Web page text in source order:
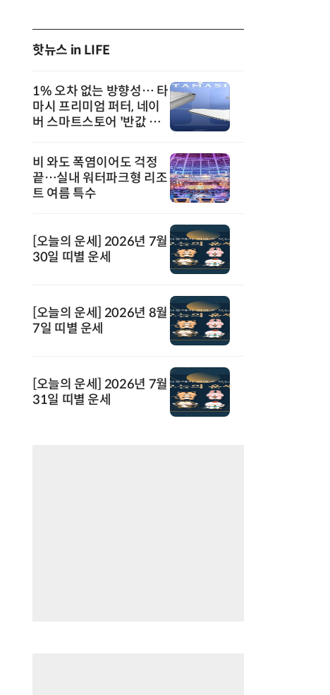
핫뉴스 in LIFE
1% 오차 없는 방향성… 타
마시 프리미엄 퍼터, 네이
버 스마트스토어 '반값 할
비 와도 폭염이어도 걱정
끝…실내 워터파크형 리조
트 여름 특수
[오늘의 운세] 2026년 7월
30일 띠별 운세
[오늘의 운세] 2026년 8월
7일 띠별 운세
[오늘의 운세] 2026년 7월
31일 띠별 운세